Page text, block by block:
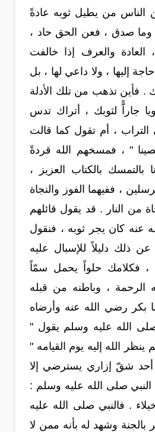
الناس من يطيل ثوبه عادةً
وما صدق ، فعن الحق حاد ،
العادة والعرف إذا خالفت
إليها ، ولا داعي لها ، بل
. فأين تذهب من تلك الأدلة
جاراًّ لثوبك ، أتراك تدس
، أم تقول كما قالت
" ، فمسخهم الله قردةً
بالتمسك بالكتاب العزيز ،
، ففيهما الفوز والنجاة
من النار . قد يقول قائلهم
عنه كان يجر ثوبه ، فنقول
ذلك دليلاً للإسبال عليه
، فكلامك حلواً يحمل سمّاً
الرحمة ، وباطنه من قبله
بكر رضي الله عنه وأرضاه
الله عليه وسلم يقول "
الله إليه يوم القيامه "
أحد شقّ إزاري يسترضي إلا
النبي صلى الله عليه وسلم :
. فالنبي صلى الله عليه
وشهد له بأنه ممن لا